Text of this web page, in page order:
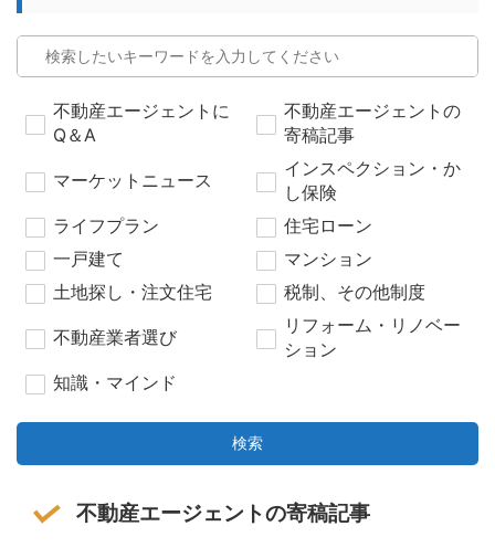
不動産エージェントに
Q＆A
不動産エージェントの
寄稿記事
マーケットニュース
インスペクション・か
し保険
ライフプラン
住宅ローン
一戸建て
マンション
土地探し・注文住宅
税制、その他制度
不動産業者選び
リフォーム・リノベー
ション
知識・マインド
検索
不動産エージェントの寄稿記事